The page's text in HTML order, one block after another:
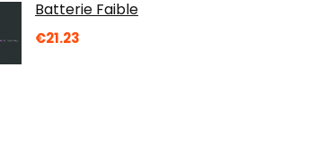
Batterie Faible
€21.23